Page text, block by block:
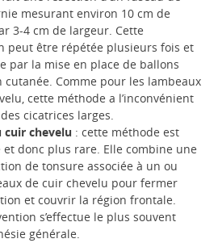
mesurant environ 10 cm de
3-4 cm de largeur. Cette
peut être répétée plusieurs fois et
par la mise en place de ballons
cutanée. Comme pour les lambeaux
cette méthode a l’inconvénient
cicatrices larges.
chevelu : cette méthode est
donc plus rare. Elle combine une
de tonsure associée à un ou
de cuir chevelu pour fermer
et couvrir la région frontale.
s’effectue le plus souvent
générale.